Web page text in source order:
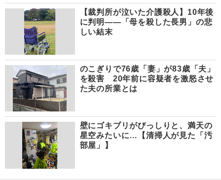
【裁判所が泣いた介護殺人】10年後
に判明――「母を殺した長男」の悲
しい結末
のこぎりで76歳「妻」が83歳「夫」
を殺害 20年前に容疑者を激怒させ
た夫の所業とは
壁にゴキブリがびっしりと、満天の
星空みたいに…【清掃人が見た「汚
部屋」】